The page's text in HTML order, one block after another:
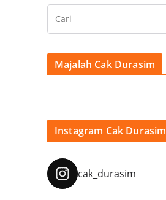
Majalah Cak Durasim
Instagram Cak Durasim
cak_durasim